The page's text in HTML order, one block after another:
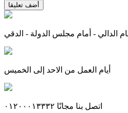
أضف تعليقا
أيام العمل من الاحد إلى الخميس
اتصل بنا مجانًا ٠١٢٠٠٠١٣٣٣٢